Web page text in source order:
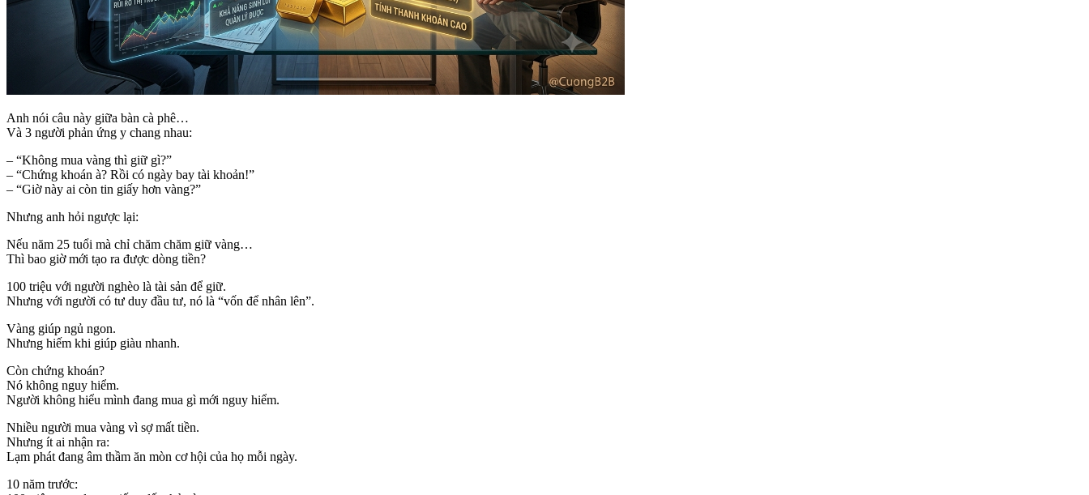
Anh nói câu này giữa bàn cà phê…
Và 3 người phản ứng y chang nhau:
– “Không mua vàng thì giữ gì?”
– “Chứng khoán à? Rồi có ngày bay tài khoản!”
– “Giờ này ai còn tin giấy hơn vàng?”
Nhưng anh hỏi ngược lại:
Nếu năm 25 tuổi mà chỉ chăm chăm giữ vàng…
Thì bao giờ mới tạo ra được dòng tiền?
100 triệu với người nghèo là tài sản để giữ.
Nhưng với người có tư duy đầu tư, nó là “vốn để nhân lên”.
Vàng giúp ngủ ngon.
Nhưng hiếm khi giúp giàu nhanh.
Còn chứng khoán?
Nó không nguy hiểm.
Người không hiểu mình đang mua gì mới nguy hiểm.
Nhiều người mua vàng vì sợ mất tiền.
Nhưng ít ai nhận ra:
Lạm phát đang âm thầm ăn mòn cơ hội của họ mỗi ngày.
10 năm trước: